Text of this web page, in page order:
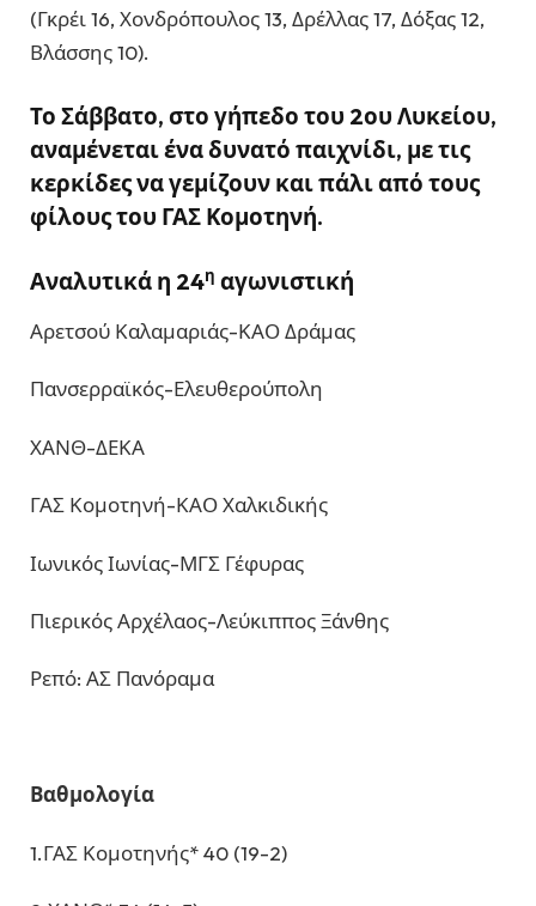
(Γκρέι 16, Χονδρόπουλος 13, Δρέλλας 17, Δόξας 12,
Βλάσσης 10).
Το Σάββατο, στο γήπεδο του 2ου Λυκείου,
αναμένεται ένα δυνατό παιχνίδι, με τις
κερκίδες να γεμίζουν και πάλι από τους
φίλους του ΓΑΣ Κομοτηνή.
Αναλυτικά η 24η αγωνιστική
Αρετσού Καλαμαριάς-ΚΑΟ Δράμας
Πανσερραϊκός-Ελευθερούπολη
ΧΑΝΘ-ΔΕΚΑ
ΓΑΣ Κομοτηνή-ΚΑΟ Χαλκιδικής
Ιωνικός Ιωνίας-ΜΓΣ Γέφυρας
Πιερικός Αρχέλαος-Λεύκιππος Ξάνθης
Ρεπό: ΑΣ Πανόραμα
Βαθμολογία
1.ΓΑΣ Κομοτηνής* 40 (19-2)